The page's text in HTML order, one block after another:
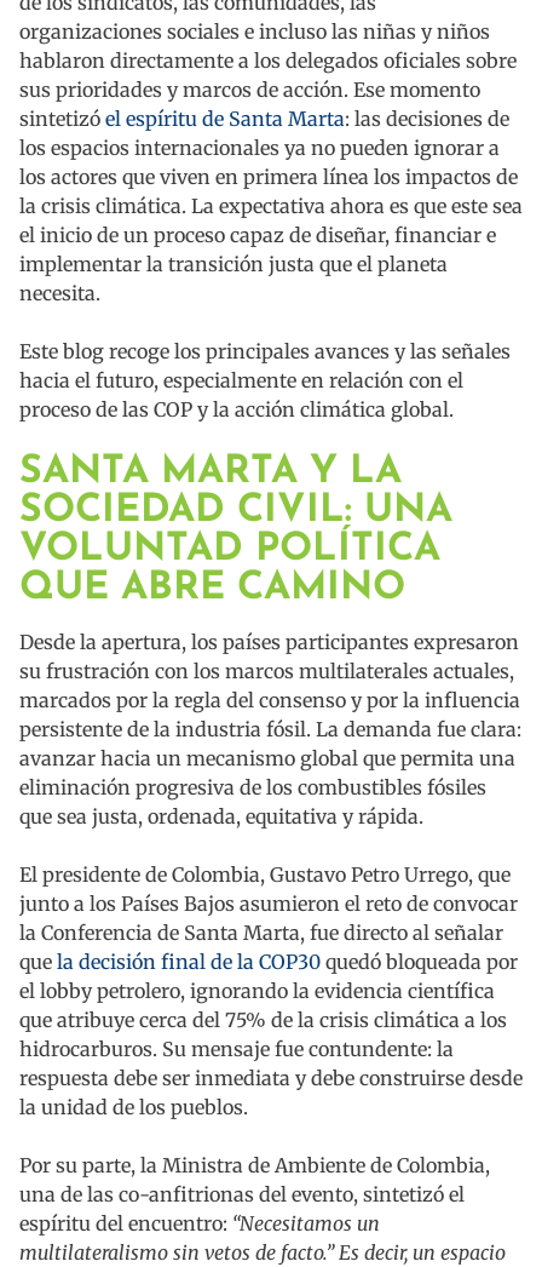
organizaciones sociales e incluso las niñas y niños
hablaron directamente a los delegados oficiales sobre
sus prioridades y marcos de acción. Ese momento
sintetizó el espíritu de Santa Marta: las decisiones de
los espacios internacionales ya no pueden ignorar a
los actores que viven en primera línea los impactos de
la crisis climática. La expectativa ahora es que este sea
el inicio de un proceso capaz de diseñar, financiar e
implementar la transición justa que el planeta
necesita.
Este blog recoge los principales avances y las señales
hacia el futuro, especialmente en relación con el
proceso de las COP y la acción climática global.
SANTA MARTA Y LA
SOCIEDAD CIVIL: UNA
VOLUNTAD POLÍTICA
QUE ABRE CAMINO
Desde la apertura, los países participantes expresaron
su frustración con los marcos multilaterales actuales,
marcados por la regla del consenso y por la influencia
persistente de la industria fósil. La demanda fue clara:
avanzar hacia un mecanismo global que permita una
eliminación progresiva de los combustibles fósiles
que sea justa, ordenada, equitativa y rápida.
El presidente de Colombia, Gustavo Petro Urrego, que
junto a los Países Bajos asumieron el reto de convocar
la Conferencia de Santa Marta, fue directo al señalar
que la decisión final de la COP30 quedó bloqueada por
el lobby petrolero, ignorando la evidencia científica
que atribuye cerca del 75% de la crisis climática a los
hidrocarburos. Su mensaje fue contundente: la
respuesta debe ser inmediata y debe construirse desde
la unidad de los pueblos.
Por su parte, la Ministra de Ambiente de Colombia,
una de las co-anfitrionas del evento, sintetizó el
espíritu del encuentro: “Necesitamos un
multilateralismo sin vetos de facto.” Es decir, un espacio